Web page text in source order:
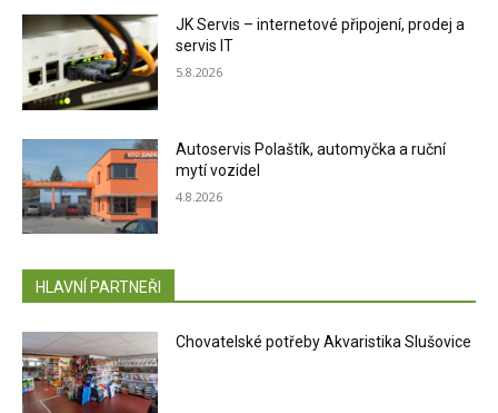
JK Servis – internetové připojení, prodej a
servis IT
5.8.2026
Autoservis Polaštík, automyčka a ruční
mytí vozidel
4.8.2026
HLAVNÍ PARTNEŘI
Chovatelské potřeby Akvaristika Slušovice